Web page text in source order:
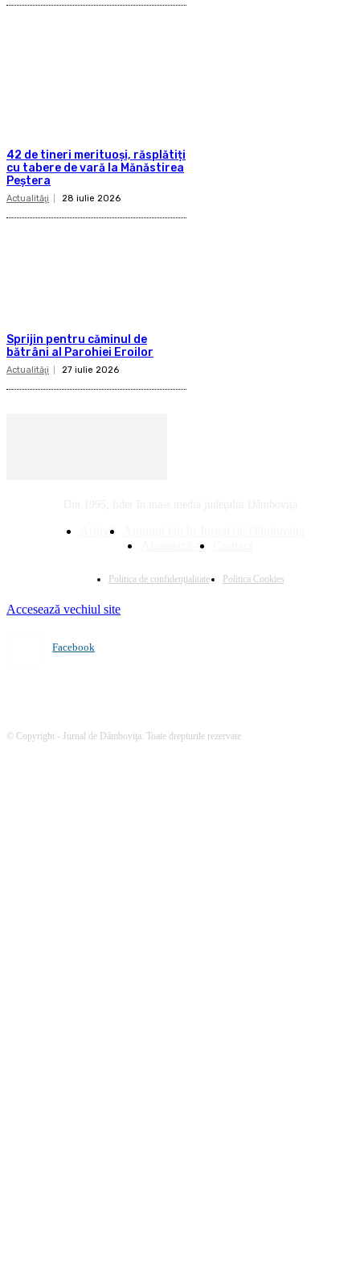
42 de tineri merituoși, răsplătiți
cu tabere de vară la Mănăstirea
Peștera
Actualităţi 28 iulie 2026
Sprijin pentru căminul de
bătrâni al Parohiei Eroilor
Actualităţi 27 iulie 2026
Arhivă
Abonează-te
Politica de confidenţialitate Politica Cookies
Accesează vechiul site
Facebook
© Copyright - Jurnal de Dâmboviţa. Toate drepturile rezervate